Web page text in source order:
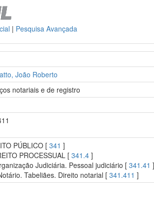
| Pesquisa Avançada
João Roberto
notariais e de registro
PÚBLICO [341 ]
PROCESSUAL [341.4 ]
Judiciária. Pessoal judiciário [341.41 ]
Tabeliães. Direito notarial [341.411 ]